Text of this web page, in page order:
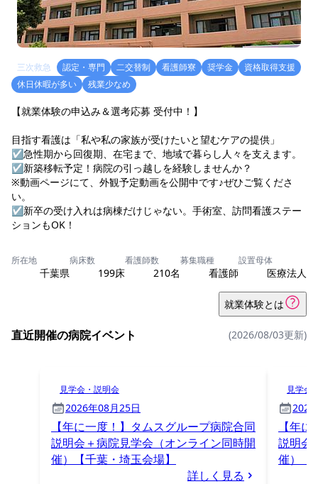
三次救急 認定・専門 二交替制 看護師寮 奨学金
資格取得支援
休日休暇が多い
残業少なめ
【就業体験の申込み＆選考応募 受付中！】
目指す看護は「私や私の家族が受けたいと望むケアの提供」
☑急性期から回復期、在宅まで、地域で暮らし人々を支えます。
☑新築移転予定！病院の引っ越しを経験しませんか？
※動画ページにて、外観予定動画を公開中です♪ぜひご覧くださ
い。
☑新卒の受け入れは病棟だけじゃない。手術室、訪問看護ステー
ションもOK！
所在地
千葉県
病床数
199床
看護師数
210名
募集職種
看護師
設置母体
医療法人
就業体験とは
直近開催の病院イベント (2026/08/03更新)
見学会・説明会
2026年08月25日
【年に一度！】タムスグループ病院合同
説明会＋病院見学会（オンライン同時開
催）【千葉・埼玉会場】
詳しく見る
見学会
2026
【年
説明会
催）【